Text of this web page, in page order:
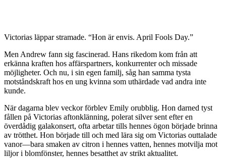
Victorias läppar stramade. “Hon är envis. April Fools Day.”
Men Andrew fann sig fascinerad. Hans rikedom kom från att
erkänna kraften hos affärspartners, konkurrenter och missade
möjligheter. Och nu, i sin egen familj, såg han samma tysta
motståndskraft hos en ung kvinna som uthärdade vad andra inte
kunde.
När dagarna blev veckor förblev Emily orubblig. Hon darned tyst
fållen på Victorias aftonklänning, polerat silver sent efter en
överdådig galakonsert, ofta arbetar tills hennes ögon började brinna
av trötthet. Hon började till och med lära sig om Victorias outtalade
vanor—bara smaken av citron i hennes vatten, hennes motvilja mot
liljor i blomfönster, hennes besatthet av strikt aktualitet.